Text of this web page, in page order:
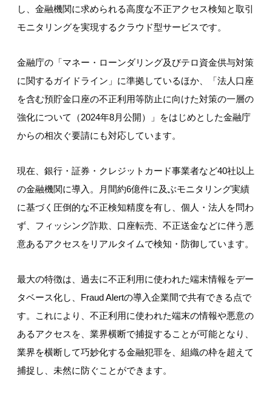
し、金融機関に求められる高度な不正アクセス検知と取引
モニタリングを実現するクラウド型サービスです。
金融庁の「マネー・ローンダリング及びテロ資金供与対策
に関するガイドライン」に準拠しているほか、「法人口座
を含む預貯金口座の不正利用等防止に向けた対策の一層の
強化について（2024年8月公開）」をはじめとした金融庁
からの相次ぐ要請にも対応しています。
現在、銀行・証券・クレジットカード事業者など40社以上
の金融機関に導入。月間約6億件に及ぶモニタリング実績
に基づく圧倒的な不正検知精度を有し、個人・法人を問わ
ず、フィッシング詐欺、口座転売、不正送金などに伴う悪
意あるアクセスをリアルタイムで検知・防御しています。
最大の特徴は、過去に不正利用に使われた端末情報をデー
タベース化し、Fraud Alertの導入企業間で共有できる点で
す。これにより、不正利用に使われた端末の情報や悪意の
あるアクセスを、業界横断で捕捉することが可能となり、
業界を横断して巧妙化する金融犯罪を、組織の枠を超えて
捕捉し、未然に防ぐことができます。